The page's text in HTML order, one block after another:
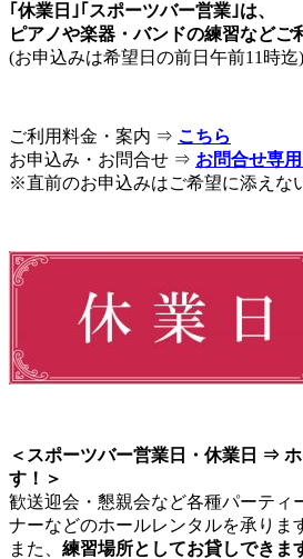
｢休業日｣｢スポーツバー営業｣は、
ピアノや楽器・バンドの練習などご
(お申込みは希望日の前日午前11時迄)
ご利用料金・案内 ⇒ こちら
お申込み・お問合せ ⇒ お問合せ専
※直前のお申込みはご希望に添えな
＜スポーツバー営業日・休業日 ⇒
す！＞
歓送迎会・懇親会など各種パーティ
ナーなどのホールレンタルを承りま
また、 練習場所としてお貸しできま